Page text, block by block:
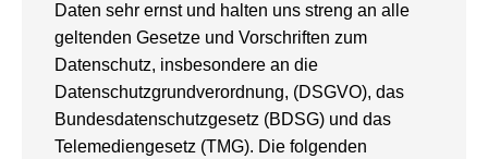
Daten sehr ernst und halten uns streng an alle
geltenden Gesetze und Vorschriften zum
Datenschutz, insbesondere an die
Datenschutzgrundverordnung, (DSGVO), das
Bundesdatenschutzgesetz (BDSG) und das
Telemediengesetz (TMG). Die folgenden